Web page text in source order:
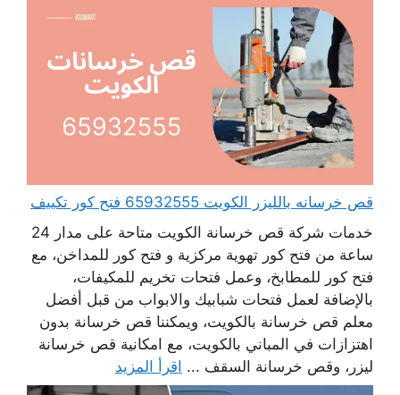
قص خرسانه بالليزر الكويت 65932555 فتح كور تكييف
خدمات شركة قص خرسانة الكويت متاحة على مدار 24
ساعة من فتح كور تهوية مركزية و فتح كور للمداخن، مع
فتح كور للمطابخ، وعمل فتحات تخريم للمكيفات،
بالإضافة لعمل فتحات شبابيك والابواب من قبل أفضل
معلم قص خرسانة بالكويت، ويمكننا قص خرسانة بدون
اهتزازات في المباني بالكويت، مع امكانية قص خرسانة
ليزر، وقص خرسانة السقف ... اقرأ المزيد